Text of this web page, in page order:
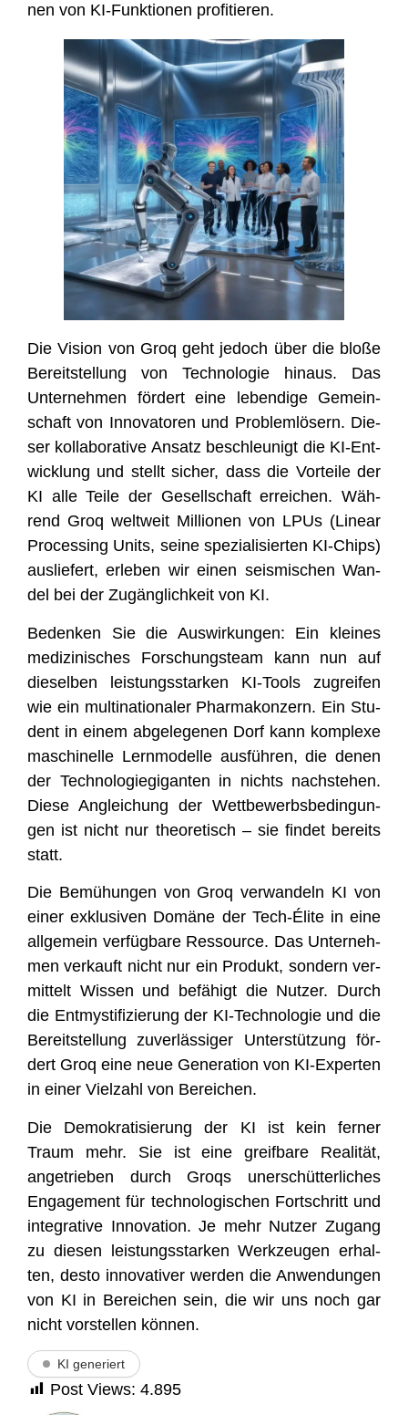
nen von KI-Funk­tio­nen profitieren.
Die Visi­on von Groq geht jedoch über die blo­ße
Bereit­stel­lung von Tech­no­lo­gie hin­aus. Das
Unter­neh­men för­dert eine leben­di­ge Gemein­
schaft von Inno­va­to­ren und Pro­blem­lö­sern. Die­
ser kol­la­bo­ra­ti­ve Ansatz beschleu­nigt die KI-Ent­
wick­lung und stellt sicher, dass die Vor­tei­le der
KI alle Tei­le der Gesell­schaft errei­chen. Wäh­
rend Groq welt­weit Mil­lio­nen von LPUs (Line­ar
Pro­ces­sing Units, sei­ne spe­zia­li­sier­ten KI-Chips)
aus­lie­fert, erle­ben wir einen seis­mi­schen Wan­
del bei der Zugäng­lich­keit von KI.
Beden­ken Sie die Aus­wir­kun­gen: Ein klei­nes
medi­zi­ni­sches For­schungs­team kann nun auf
die­sel­ben leis­tungs­star­ken KI-Tools zugrei­fen
wie ein mul­ti­na­tio­na­ler Phar­ma­kon­zern. Ein Stu­
dent in einem abge­le­ge­nen Dorf kann kom­ple­xe
maschi­nel­le Lern­mo­del­le aus­füh­ren, die denen
der Tech­no­lo­gie­gi­gan­ten in nichts nach­ste­hen.
Die­se Anglei­chung der Wett­be­werbs­be­din­gun­
gen ist nicht nur theo­re­tisch – sie fin­det bereits
statt.
Die Bemü­hun­gen von Groq ver­wan­deln KI von
einer exklu­si­ven Domä­ne der Tech-Éli­te in eine
all­ge­mein ver­füg­ba­re Res­sour­ce. Das Unter­neh­
men ver­kauft nicht nur ein Pro­dukt, son­dern ver­
mit­telt Wis­sen und befä­higt die Nut­zer. Durch
die Ent­mys­ti­fi­zie­rung der KI-Tech­no­lo­gie und die
Bereit­stel­lung zuver­läs­si­ger Unter­stüt­zung för­
dert Groq eine neue Gene­ra­ti­on von KI-Exper­ten
in einer Viel­zahl von Bereichen.
Die Demo­kra­ti­sie­rung der KI ist kein fer­ner
Traum mehr. Sie ist eine greif­ba­re Rea­li­tät,
ange­trie­ben durch Groqs uner­schüt­ter­li­ches
Enga­ge­ment für tech­no­lo­gi­schen Fort­schritt und
inte­gra­ti­ve Inno­va­ti­on. Je mehr Nut­zer Zugang
zu die­sen leis­tungs­star­ken Werk­zeu­gen erhal­
ten, des­to inno­va­ti­ver wer­den die Anwen­dun­gen
von KI in Berei­chen sein, die wir uns noch gar
nicht vor­stel­len können.
KI generiert
Post Views: 4.895